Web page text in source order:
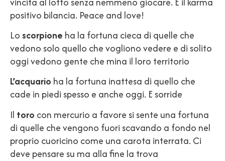
positivo bilancia. Peace and love!
Lo scorpione ha la fortuna cieca di quelle che
vedono solo quello che vogliono vedere e di solito
oggi vedono gente che mina il loro territorio
L’acquario ha la fortuna inattesa di quello che
cade in piedi spesso e anche oggi. E sorride
Il toro con mercurio a favore si sente una fortuna
di quelle che vengono fuori scavando a fondo nel
proprio cuoricino come una carota interrata. Ci
deve pensare su ma alla fine la trova